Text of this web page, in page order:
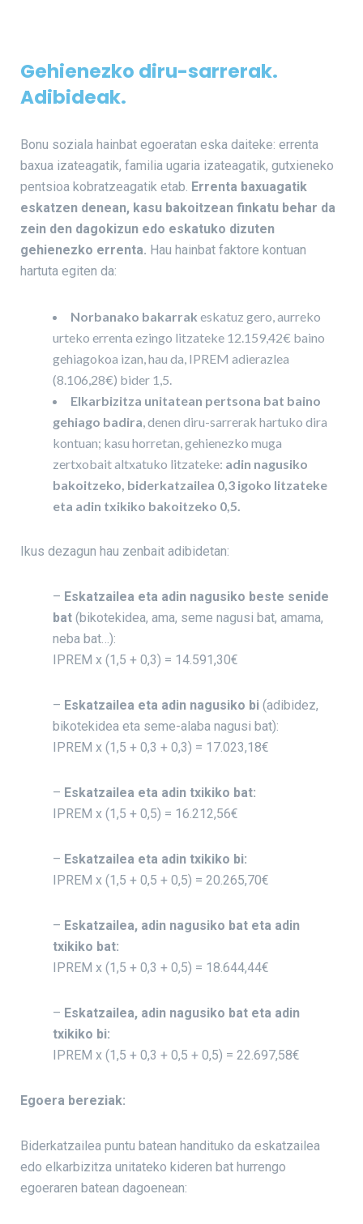
Gehienezko diru-sarrerak.
Adibideak.
Bonu soziala hainbat egoeratan eska daiteke: errenta
baxua izateagatik, familia ugaria izateagatik, gutxieneko
pentsioa kobratzeagatik etab. Errenta baxuagatik
eskatzen denean, kasu bakoitzean finkatu behar da
zein den dagokizun edo eskatuko dizuten
gehienezko errenta. Hau hainbat faktore kontuan
hartuta egiten da:
Norbanako bakarrak eskatuz gero, aurreko
urteko errenta ezingo litzateke 12.159,42€ baino
gehiagokoa izan, hau da, IPREM adierazlea
(8.106,28€) bider 1,5.
Elkarbizitza unitatean pertsona bat baino
gehiago badira , denen diru-sarrerak hartuko dira
kontuan; kasu horretan, gehienezko muga
zertxobait altxatuko litzateke: adin nagusiko
bakoitzeko, biderkatzailea 0,3 igoko litzateke
eta adin txikiko bakoitzeko 0,5.
Ikus dezagun hau zenbait adibidetan:
– Eskatzailea eta adin nagusiko beste senide
bat (bikotekidea, ama, seme nagusi bat, amama,
neba bat…):
IPREM x (1,5 + 0,3) = 14.591,30€
– Eskatzailea eta adin nagusiko bi (adibidez,
bikotekidea eta seme-alaba nagusi bat):
IPREM x (1,5 + 0,3 + 0,3) = 17.023,18€
– Eskatzailea eta adin txikiko bat:
IPREM x (1,5 + 0,5) = 16.212,56€
– Eskatzailea eta adin txikiko bi:
IPREM x (1,5 + 0,5 + 0,5) = 20.265,70€
– Eskatzailea, adin nagusiko bat eta adin
txikiko bat:
IPREM x (1,5 + 0,3 + 0,5) = 18.644,44€
– Eskatzailea, adin nagusiko bat eta adin
txikiko bi:
IPREM x (1,5 + 0,3 + 0,5 + 0,5) = 22.697,58€
Egoera bereziak:
Biderkatzailea puntu batean handituko da eskatzailea
edo elkarbizitza unitateko kideren bat hurrengo
egoeraren batean dagoenean: